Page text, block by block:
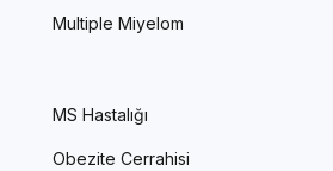
Multiple Miyelom
MS Hastalığı
Obezite Cerrahisi